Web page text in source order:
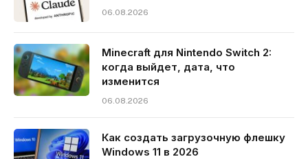
06.08.2026
Minecraft для Nintendo Switch 2:
когда выйдет, дата, что
изменится
06.08.2026
Как создать загрузочную флешку
Windows 11 в 2026